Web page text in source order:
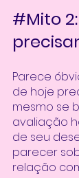
#Mito
Parece
de hoje
mesmo se
avaliação
de seu
parecer
relação